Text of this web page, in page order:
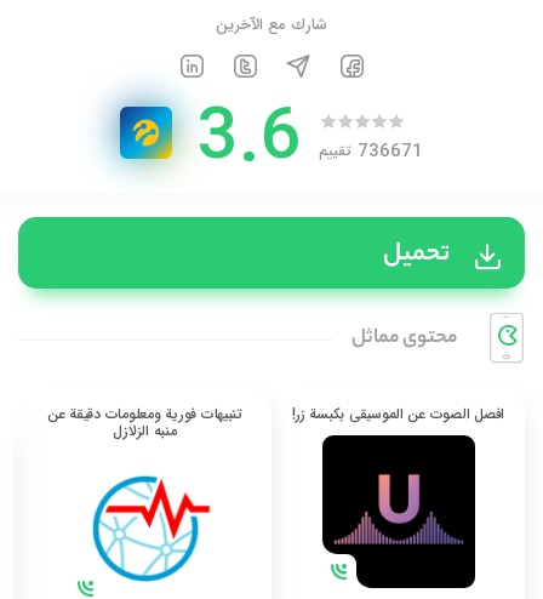
شارك مع الآخرين
736671 تقييم 3.6
تحميل
محتوی مماثل
افصل الصوت عن الموسيقى بكبسة زر! تنبيهات فورية ومعلومات دقيقة عن
منبه الزلازل